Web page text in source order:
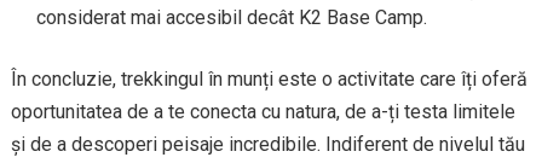
considerat mai accesibil decât K2 Base Camp.
În concluzie, trekkingul în munți este o activitate care îți oferă
oportunitatea de a te conecta cu natura, de a-ți testa limitele
și de a descoperi peisaje incredibile. Indiferent de nivelul tău